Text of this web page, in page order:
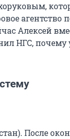
агентство
Алексей
НГС, почему
После